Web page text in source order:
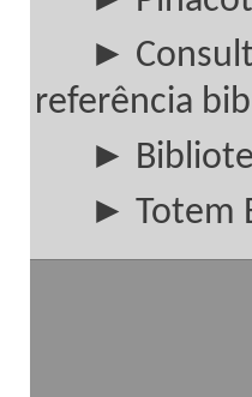
►
referência
►
► Totem